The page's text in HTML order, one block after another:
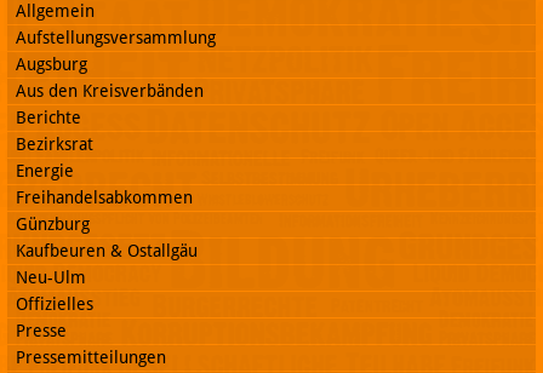
Allgemein
Aufstellungsversammlung
Augsburg
Aus den Kreisverbänden
Berichte
Bezirksrat
Energie
Freihandelsabkommen
Günzburg
Kaufbeuren & Ostallgäu
Neu-Ulm
Offizielles
Presse
Pressemitteilungen